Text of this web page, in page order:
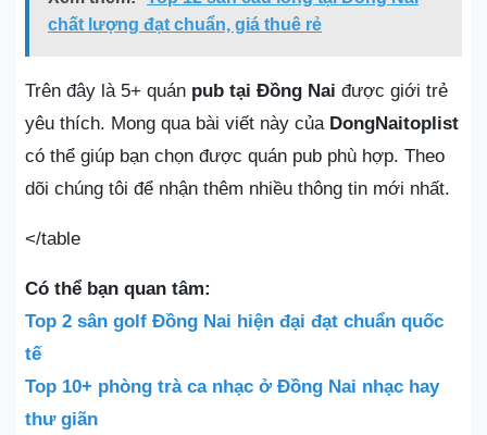
chất lượng đạt chuẩn, giá thuê rẻ
Trên đây là 5+ quán pub tại Đồng Nai được giới trẻ
yêu thích. Mong qua bài viết này của DongNaitoplist
có thể giúp bạn chọn được quán pub phù hợp. Theo
dõi chúng tôi để nhận thêm nhiều thông tin mới nhất.
</table
Có thể bạn quan tâm:
Top 2 sân golf Đồng Nai hiện đại đạt chuẩn quốc
tế
Top 10+ phòng trà ca nhạc ở Đồng Nai nhạc hay
thư giãn